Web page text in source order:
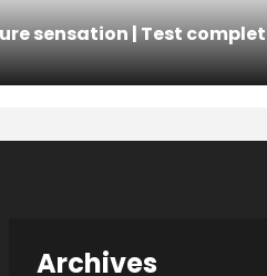
sensation | Test complet
Archives